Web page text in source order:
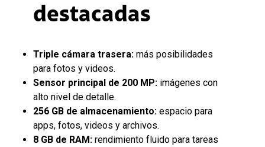
destacadas
Triple cámara trasera: más posibilidades
para fotos y videos.
Sensor principal de 200 MP: imágenes con
alto nivel de detalle.
256 GB de almacenamiento: espacio para
apps, fotos, videos y archivos.
8 GB de RAM: rendimiento fluido para tareas